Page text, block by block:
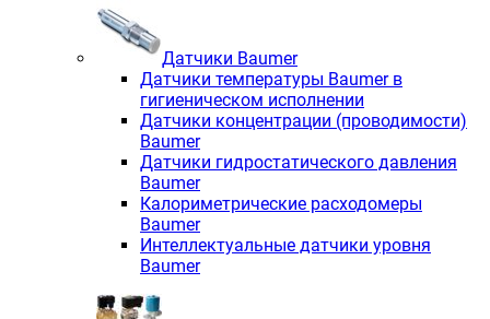
Датчики Baumer
Датчики температуры Baumer в
гигиеническом исполнении
Датчики концентрации (проводимости)
Baumer
Датчики гидростатического давления
Baumer
Калориметрические расходомеры
Baumer
Интеллектуальные датчики уровня
Baumer